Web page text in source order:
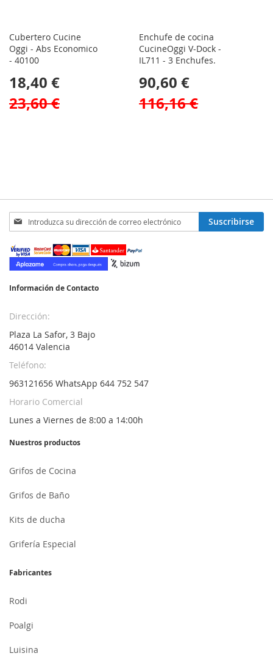
Cubertero Cucine
Oggi - Abs Economico
- 40100
18,40 €
23,60 €
Enchufe de cocina
CucineOggi V-Dock -
IL711 - 3 Enchufes.
90,60 €
116,16 €
Inscríbase
a
nuestro
boletín
de
Suscribirse
Información de Contacto
Dirección:
Plaza La Safor, 3 Bajo
46014 Valencia
Teléfono:
963121656 WhatsApp 644 752 547
Horario Comercial
Lunes a Viernes de 8:00 a 14:00h
Nuestros productos
Grifos de Cocina
Grifos de Baño
Kits de ducha
Grifería Especial
Fabricantes
Rodi
Poalgi
Luisina